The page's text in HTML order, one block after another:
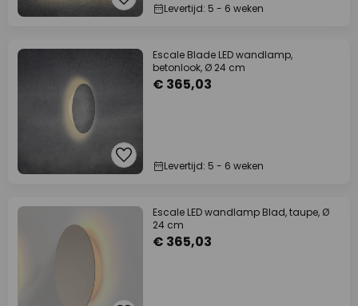
Levertijd: 5 - 6 weken
Escale Blade LED wandlamp,
betonlook, Ø 24 cm
€ 365,03
Levertijd: 5 - 6 weken
Escale LED wandlamp Blad, taupe, Ø
24 cm
€ 365,03